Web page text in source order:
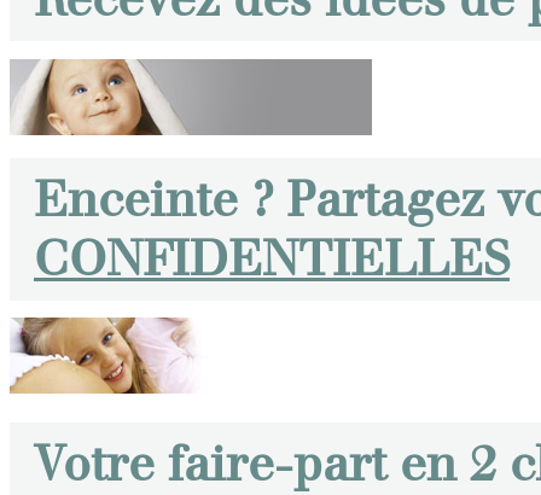
Enceinte ? Partagez
CONFIDENTIELLES
Votre faire-part en 2